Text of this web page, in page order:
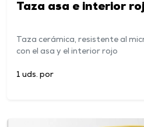
Taza asa e interior
Taza cerámica, resistente al
con el asa y el interior rojo
1 uds. por